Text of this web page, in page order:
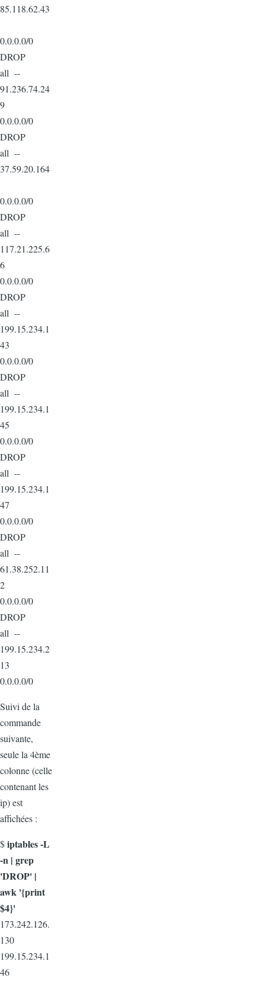
85.118.62.43
0.0.0.0/0
DROP
all --
91.236.74.24
9
0.0.0.0/0
DROP
all --
37.59.20.164
0.0.0.0/0
DROP
all --
117.21.225.6
6
0.0.0.0/0
DROP
all --
199.15.234.1
43
0.0.0.0/0
DROP
all --
199.15.234.1
45
0.0.0.0/0
DROP
all --
199.15.234.1
47
0.0.0.0/0
DROP
all --
61.38.252.11
2
0.0.0.0/0
DROP
all --
199.15.234.2
13
0.0.0.0/0
Suivi de la
commande
suivante,
seule la 4ème
colonne (celle
contenant les
ip) est
affichées :
$iptables -L
-n | grep
'DROP' |
awk '{print
$4}'
173.242.126.
130
199.15.234.1
46